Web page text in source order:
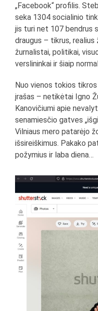
„Facebook“ profilis.
seka 1304 socialinio
jis turi net 107 bendrus
draugus – tikrus, realius
žurnalistai, politikai,
verslininkai ir šiaip
Nuo vienos tokios
įrašas – netikėtai Igno
Kanovičiumi apie
senamiesčio gatves
Vilniaus mero patarėjo
išsireiškimus. Pakako
požymius ir laba diena…